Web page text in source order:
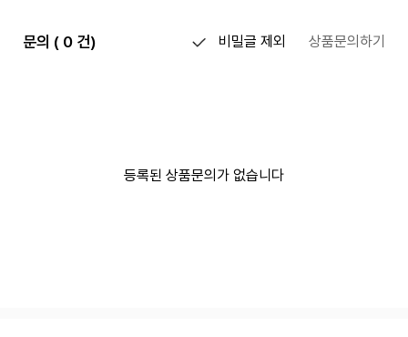
문의 ( 0 건) 비밀글 제외 상품문의하기
등록된 상품문의가 없습니다